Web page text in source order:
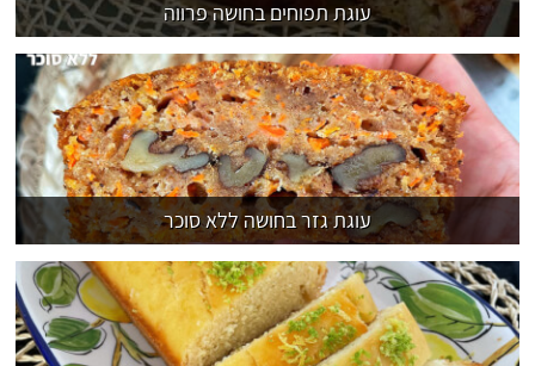
עוגת תפוחים בחושה פרווה
עוגת גזר בחושה ללא סוכר